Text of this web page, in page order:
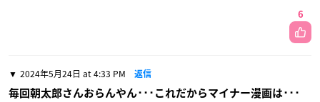
6
2024年5月24日 at 4:33 PM 返信
毎回朝太郎さんおらんやん･･･これだからマイナー漫画は･･･